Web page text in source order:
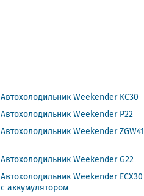
Автохолодильник Weekender KC30
Автохолодильник Weekender P22
Автохолодильник Weekender ZGW41
Автохолодильник Weekender G22
Автохолодильник Weekender ECX30
с аккумулятором